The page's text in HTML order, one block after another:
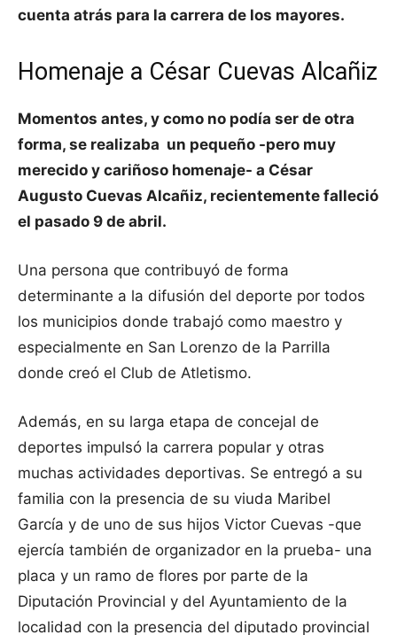
cuenta atrás para la carrera de los mayores.
Homenaje a César Cuevas Alcañiz
Momentos antes, y como no podía ser de otra
forma, se realizaba un pequeño -pero muy
merecido y cariñoso homenaje- a César
Augusto Cuevas Alcañiz, recientemente falleció
el pasado 9 de abril.
Una persona que contribuyó de forma
determinante a la difusión del deporte por todos
los municipios donde trabajó como maestro y
especialmente en San Lorenzo de la Parrilla
donde creó el Club de Atletismo.
Además, en su larga etapa de concejal de
deportes impulsó la carrera popular y otras
muchas actividades deportivas. Se entregó a su
familia con la presencia de su viuda Maribel
García y de uno de sus hijos Victor Cuevas -que
ejercía también de organizador en la prueba- una
placa y un ramo de flores por parte de la
Diputación Provincial y del Ayuntamiento de la
localidad con la presencia del diputado provincial